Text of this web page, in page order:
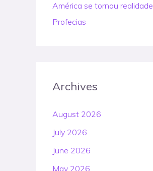
América se tornou
Profecias
Archives
August 2026
July 2026
June 2026
May 2026